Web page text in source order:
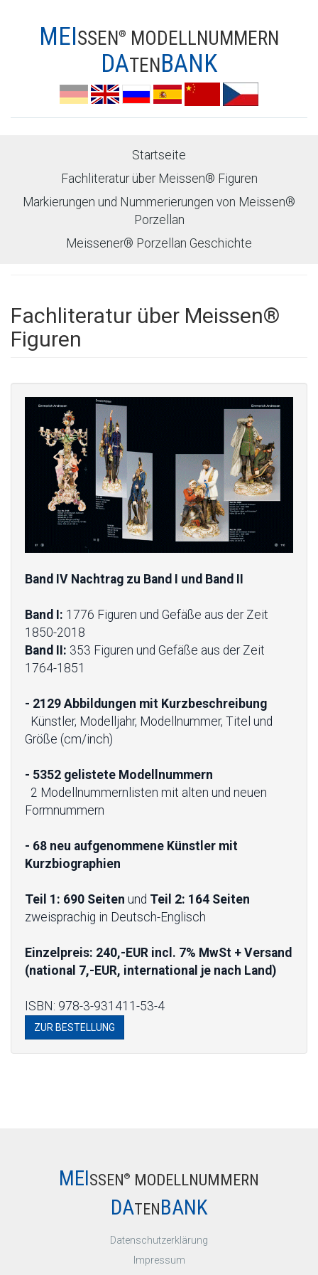
MEISSEN® MODELLNUMMERN
DATENBANK
Startseite
Fachliteratur über Meissen® Figuren
Markierungen und Nummerierungen von Meissen®
Porzellan
Meissener® Porzellan Geschichte
Fachliteratur über Meissen®
Figuren
Band IV Nachtrag zu Band I und Band II
Band I: 1776 Figuren und Gefäße aus der Zeit
1850-2018
Band II: 353 Figuren und Gefäße aus der Zeit
1764-1851
- 2129 Abbildungen mit Kurzbeschreibung
Künstler, Modelljahr, Modellnummer, Titel und
Größe (cm/inch)
- 5352 gelistete Modellnummern
2 Modellnummernlisten mit alten und neuen
Formnummern
- 68 neu aufgenommene Künstler mit
Kurzbiographien
Teil 1: 690 Seiten und Teil 2: 164 Seiten
zweisprachig in Deutsch-Englisch
Einzelpreis: 240,-EUR incl. 7% MwSt + Versand
(national 7,-EUR, international je nach Land)
ISBN: 978-3-931411-53-4
ZUR BESTELLUNG
MEISSEN® MODELLNUMMERN
DATENBANK
Datenschutzerklärung
Impressum